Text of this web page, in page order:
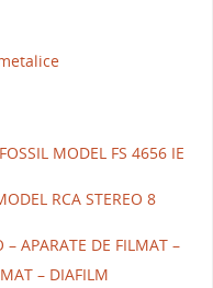
MODEL FS 4656 IE
RCA STEREO 8
– APARATE DE FILMAT –
– DIAFILM